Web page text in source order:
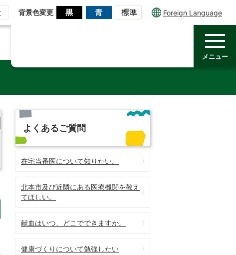
背景色変更 Foreign Language
メニュー
よくあるご質問
在宅当番医について知りたい。
北本市及び近隣にある医療機関を教え
てほしい。
献血はいつ、どこでできますか。
健康づくりについて勉強したい